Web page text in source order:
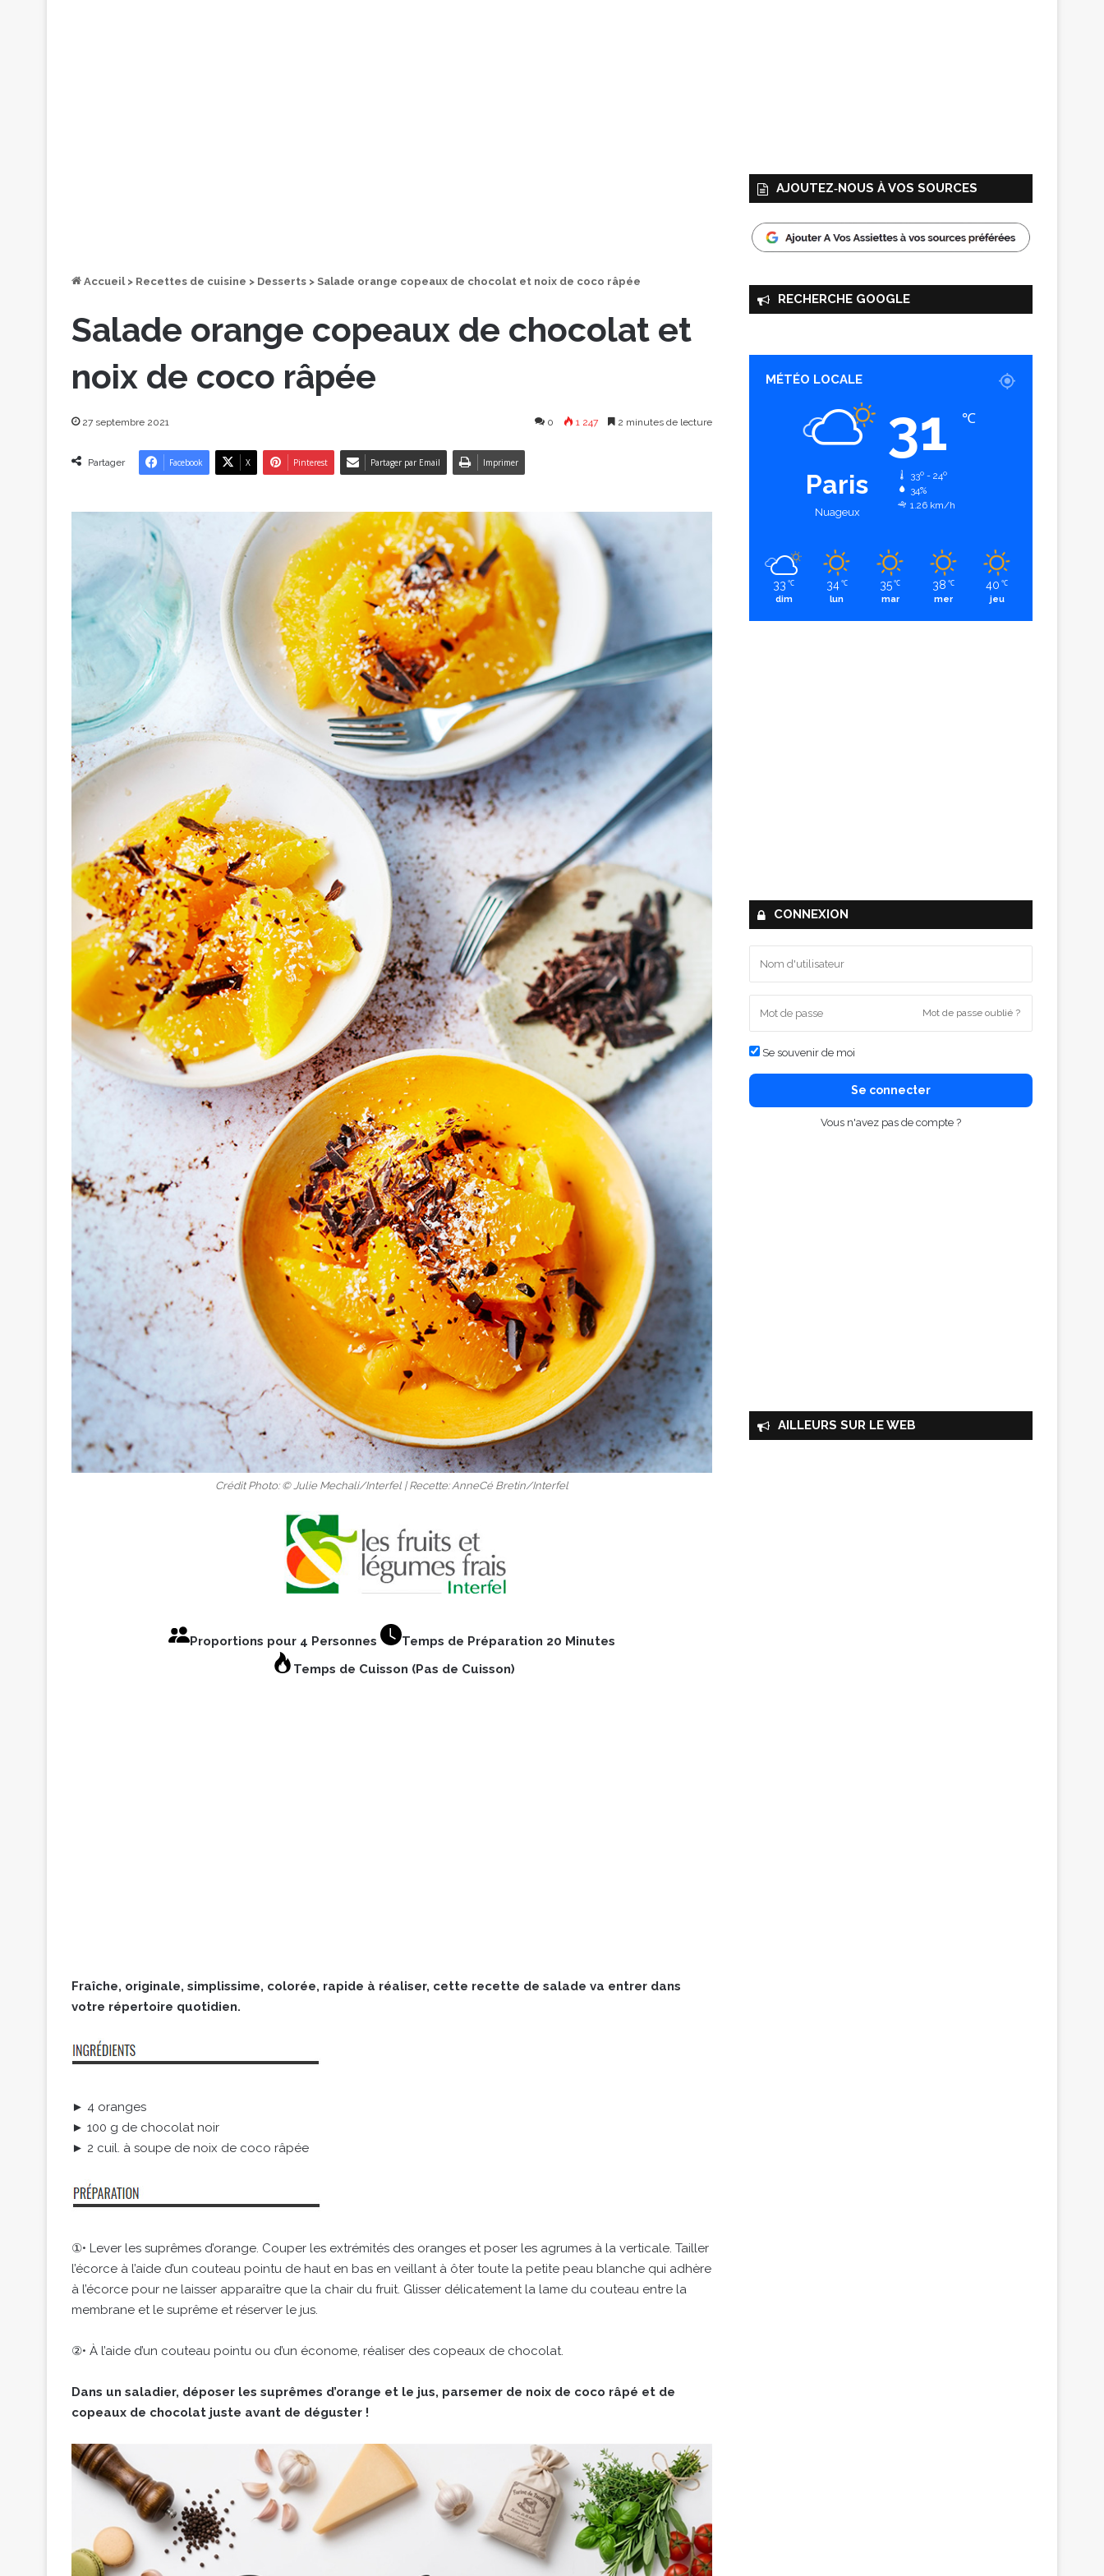
Accueil > Recettes de cuisine > Desserts > Salade orange copeaux de chocolat et noix de coco râpée
Salade orange copeaux de chocolat et
noix de coco râpée
27 septembre 2021 0 1 247 2 minutes de lecture
Partager Facebook X Pinterest Partager par Email Imprimer
Crédit Photo: © Julie Mechali​/Interfel | Recette: AnneCé Bretin/Interfel
Proportions pour 4 Personnes
Temps de Préparation 20 Minutes
Temps de Cuisson (Pas de Cuisson)
Fraîche, originale, simplissime, colorée, rapide à réaliser, cette recette de salade va entrer dans
votre répertoire quotidien.
► 4 oranges
► 100 g de chocolat noir
► 2 cuil. à soupe de noix de coco râpée
①• Lever les suprêmes d’orange. Couper les extrémités des oranges et poser les agrumes à la verticale. Tailler
l’écorce à l’aide d’un couteau pointu de haut en bas en veillant à ôter toute la petite peau blanche qui adhère
à l’écorce pour ne laisser apparaître que la chair du fruit. Glisser délicatement la lame du couteau entre la
membrane et le suprême et réserver le jus.
②• À l’aide d’un couteau pointu ou d’un économe, réaliser des copeaux de chocolat.
Dans un saladier, déposer les suprêmes d’orange et le jus, parsemer de noix de coco râpé et de
copeaux de chocolat juste avant de déguster !
AJOUTEZ‑NOUS À VOS SOURCES
RECHERCHE GOOGLE
MÉTÉO LOCALE
Paris
Nuageux
31 ℃
33º - 24º
34%
1.26 km/h
33 ℃
dim
34 ℃
lun
35 ℃
mar
38 ℃
mer
40 ℃
jeu
CONNEXION
Mot de passe oublié ?
Se souvenir de moi
Se connecter
Vous n'avez pas de compte ?
AILLEURS SUR LE WEB